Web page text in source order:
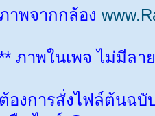
าพจากกล้อง
ภาพในเพจ ไม่มีลา
ต้องการสั่งไฟล์ต้นฉบั